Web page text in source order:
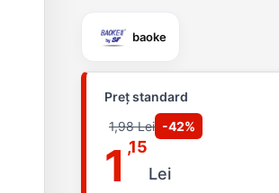
baoke
Preț standard
1,98 Lei -42%
1 ,15
Lei